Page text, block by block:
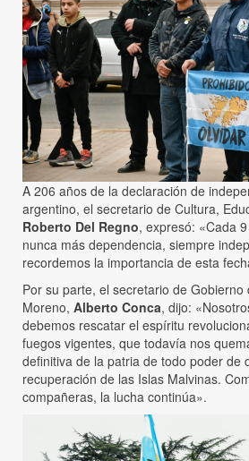
A 206 años de la declaración de
argentino, el secretario de Cultura,
Roberto Del Regno, expresó: «Cada
nunca más dependencia, siempre
recordemos la importancia de esta
Por su parte, el secretario de Gobierno
Moreno, Alberto Conca, dijo:
debemos rescatar el espíritu
fuegos vigentes, que todavía nos
definitiva de la patria de todo poder de
recuperación de las Islas Malvinas.
compañeras, la lucha continúa».